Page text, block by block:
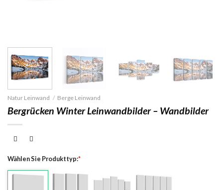
Natur Leinwand / Berge Leinwand
Bergrücken Winter Leinwandbilder – Wandbilder
Wählen Sie Produkttyp:*